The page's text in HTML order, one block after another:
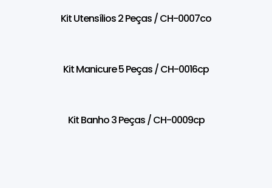
Kit Utensílios 2 Peças / CH-0007co
Kit Manicure 5 Peças / CH-0016cp
Kit Banho 3 Peças / CH-0009cp